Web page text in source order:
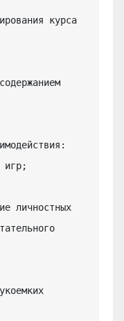
курса
игр;
личностных